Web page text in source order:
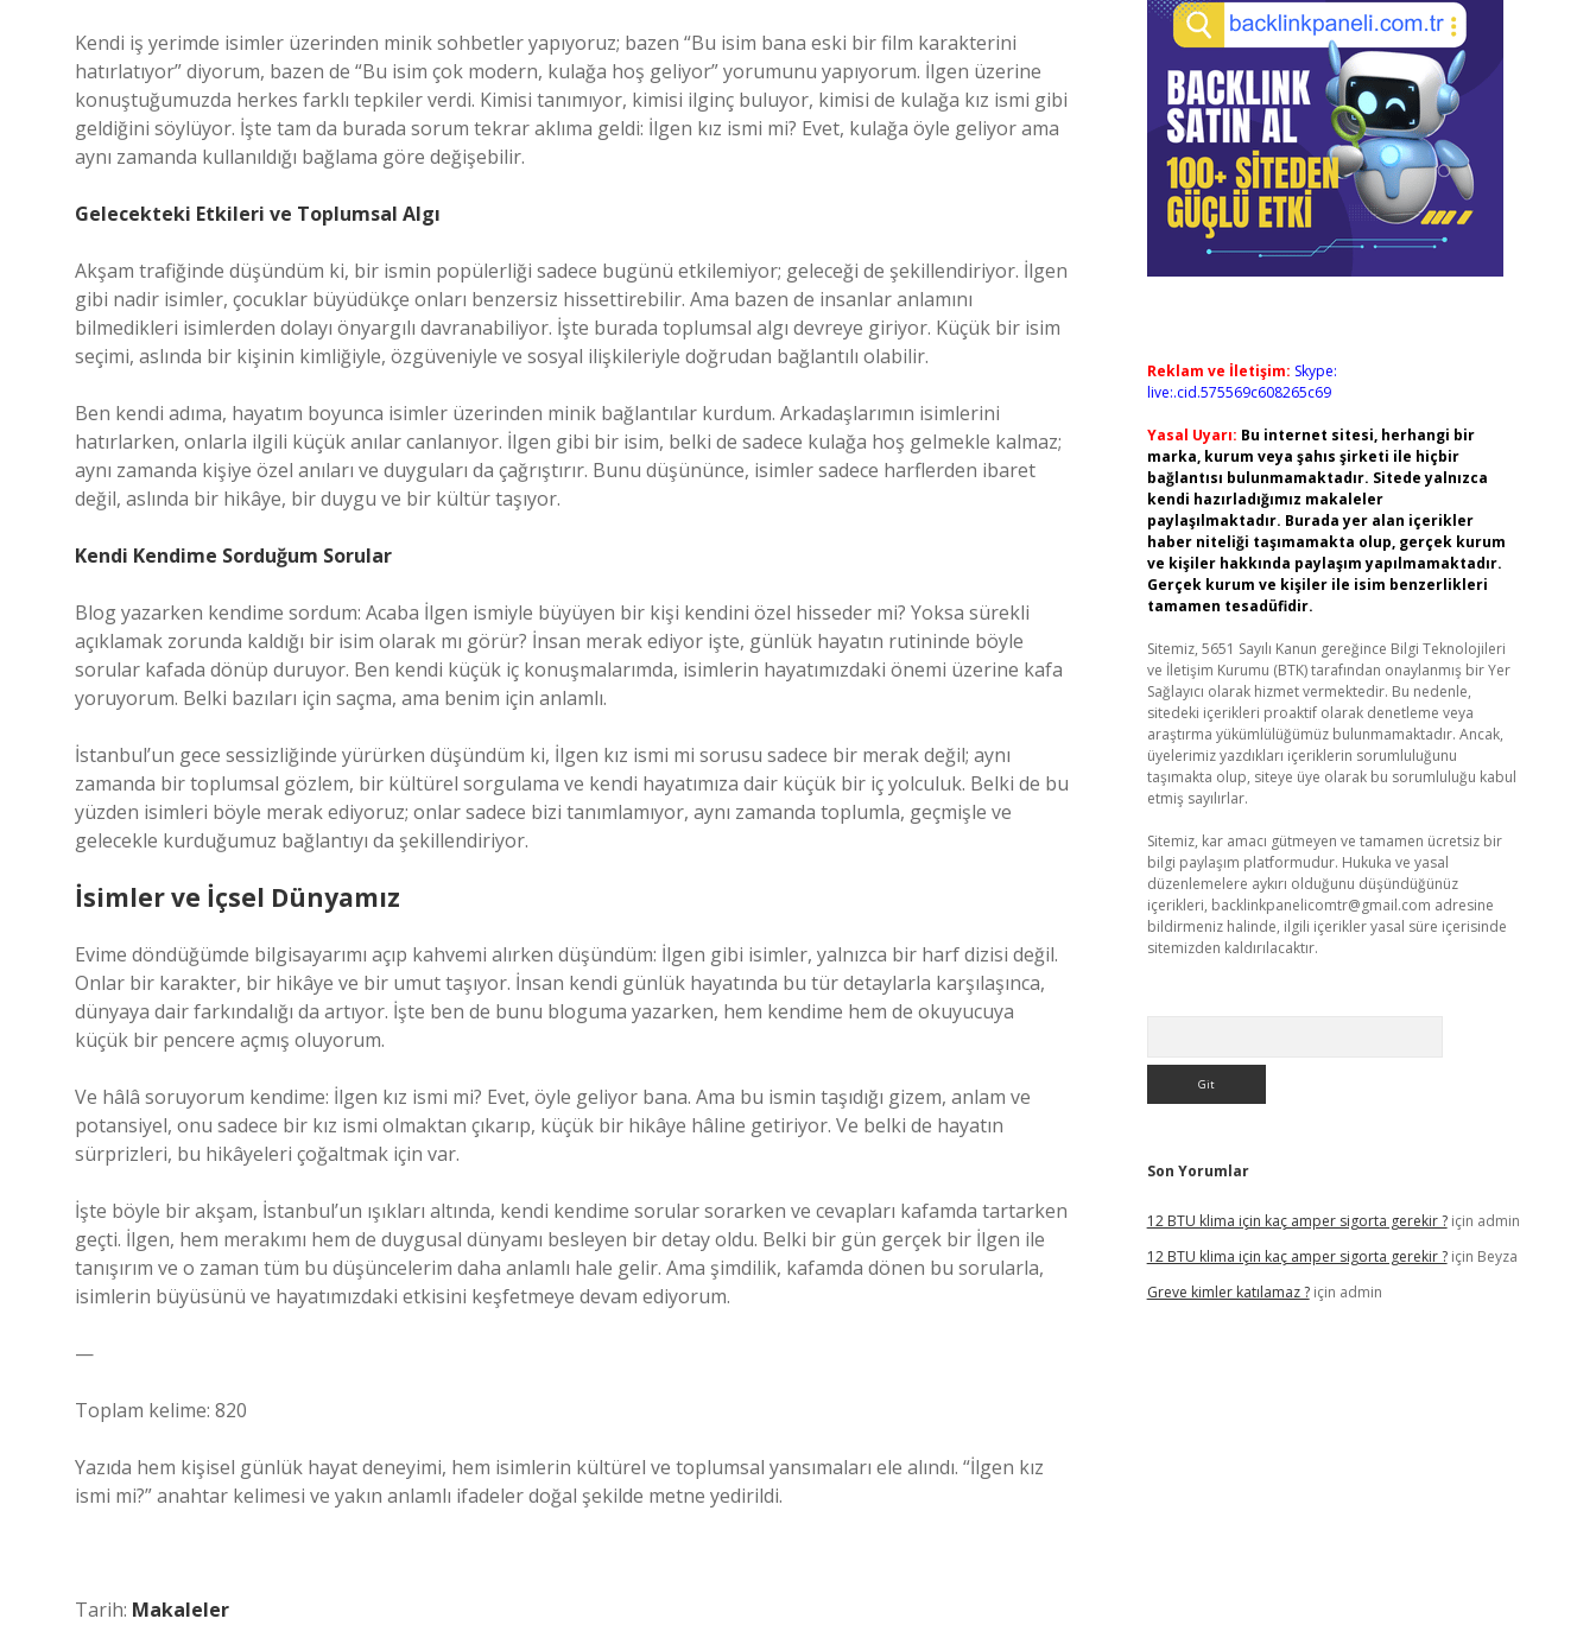
Kendi iş yerimde isimler üzerinden minik sohbetler yapıyoruz; bazen “Bu isim bana eski bir film karakterini
hatırlatıyor” diyorum, bazen de “Bu isim çok modern, kulağa hoş geliyor” yorumunu yapıyorum. İlgen üzerine
konuştuğumuzda herkes farklı tepkiler verdi. Kimisi tanımıyor, kimisi ilginç buluyor, kimisi de kulağa kız ismi gibi
geldiğini söylüyor. İşte tam da burada sorum tekrar aklıma geldi: İlgen kız ismi mi? Evet, kulağa öyle geliyor ama
aynı zamanda kullanıldığı bağlama göre değişebilir.
Gelecekteki Etkileri ve Toplumsal Algı
Akşam trafiğinde düşündüm ki, bir ismin popülerliği sadece bugünü etkilemiyor; geleceği de şekillendiriyor. İlgen
gibi nadir isimler, çocuklar büyüdükçe onları benzersiz hissettirebilir. Ama bazen de insanlar anlamını
bilmedikleri isimlerden dolayı önyargılı davranabiliyor. İşte burada toplumsal algı devreye giriyor. Küçük bir isim
seçimi, aslında bir kişinin kimliğiyle, özgüveniyle ve sosyal ilişkileriyle doğrudan bağlantılı olabilir.
Ben kendi adıma, hayatım boyunca isimler üzerinden minik bağlantılar kurdum. Arkadaşlarımın isimlerini
hatırlarken, onlarla ilgili küçük anılar canlanıyor. İlgen gibi bir isim, belki de sadece kulağa hoş gelmekle kalmaz;
aynı zamanda kişiye özel anıları ve duyguları da çağrıştırır. Bunu düşününce, isimler sadece harflerden ibaret
değil, aslında bir hikâye, bir duygu ve bir kültür taşıyor.
Kendi Kendime Sorduğum Sorular
Blog yazarken kendime sordum: Acaba İlgen ismiyle büyüyen bir kişi kendini özel hisseder mi? Yoksa sürekli
açıklamak zorunda kaldığı bir isim olarak mı görür? İnsan merak ediyor işte, günlük hayatın rutininde böyle
sorular kafada dönüp duruyor. Ben kendi küçük iç konuşmalarımda, isimlerin hayatımızdaki önemi üzerine kafa
yoruyorum. Belki bazıları için saçma, ama benim için anlamlı.
İstanbul’un gece sessizliğinde yürürken düşündüm ki, İlgen kız ismi mi sorusu sadece bir merak değil; aynı
zamanda bir toplumsal gözlem, bir kültürel sorgulama ve kendi hayatımıza dair küçük bir iç yolculuk. Belki de bu
yüzden isimleri böyle merak ediyoruz; onlar sadece bizi tanımlamıyor, aynı zamanda toplumla, geçmişle ve
gelecekle kurduğumuz bağlantıyı da şekillendiriyor.
İsimler ve İçsel Dünyamız
Evime döndüğümde bilgisayarımı açıp kahvemi alırken düşündüm: İlgen gibi isimler, yalnızca bir harf dizisi değil.
Onlar bir karakter, bir hikâye ve bir umut taşıyor. İnsan kendi günlük hayatında bu tür detaylarla karşılaşınca,
dünyaya dair farkındalığı da artıyor. İşte ben de bunu bloguma yazarken, hem kendime hem de okuyucuya
küçük bir pencere açmış oluyorum.
Ve hâlâ soruyorum kendime: İlgen kız ismi mi? Evet, öyle geliyor bana. Ama bu ismin taşıdığı gizem, anlam ve
potansiyel, onu sadece bir kız ismi olmaktan çıkarıp, küçük bir hikâye hâline getiriyor. Ve belki de hayatın
sürprizleri, bu hikâyeleri çoğaltmak için var.
İşte böyle bir akşam, İstanbul’un ışıkları altında, kendi kendime sorular sorarken ve cevapları kafamda tartarken
geçti. İlgen, hem merakımı hem de duygusal dünyamı besleyen bir detay oldu. Belki bir gün gerçek bir İlgen ile
tanışırım ve o zaman tüm bu düşüncelerim daha anlamlı hale gelir. Ama şimdilik, kafamda dönen bu sorularla,
isimlerin büyüsünü ve hayatımızdaki etkisini keşfetmeye devam ediyorum.
—
Toplam kelime: 820
Yazıda hem kişisel günlük hayat deneyimi, hem isimlerin kültürel ve toplumsal yansımaları ele alındı. “İlgen kız
ismi mi?” anahtar kelimesi ve yakın anlamlı ifadeler doğal şekilde metne yedirildi.
Tarih: Makaleler
Reklam ve İletişim: Skype:
live:.cid.575569c608265c69
Yasal Uyarı: Bu internet sitesi, herhangi bir
marka, kurum veya şahıs şirketi ile hiçbir
bağlantısı bulunmamaktadır. Sitede yalnızca
kendi hazırladığımız makaleler
paylaşılmaktadır. Burada yer alan içerikler
haber niteliği taşımamakta olup, gerçek kurum
ve kişiler hakkında paylaşım yapılmamaktadır.
Gerçek kurum ve kişiler ile isim benzerlikleri
tamamen tesadüfidir.
Sitemiz, 5651 Sayılı Kanun gereğince Bilgi Teknolojileri
ve İletişim Kurumu (BTK) tarafından onaylanmış bir Yer
Sağlayıcı olarak hizmet vermektedir. Bu nedenle,
sitedeki içerikleri proaktif olarak denetleme veya
araştırma yükümlülüğümüz bulunmamaktadır. Ancak,
üyelerimiz yazdıkları içeriklerin sorumluluğunu
taşımakta olup, siteye üye olarak bu sorumluluğu kabul
etmiş sayılırlar.
Sitemiz, kar amacı gütmeyen ve tamamen ücretsiz bir
bilgi paylaşım platformudur. Hukuka ve yasal
düzenlemelere aykırı olduğunu düşündüğünüz
içerikleri, backlinkpanelicomtr@gmail.com adresine
bildirmeniz halinde, ilgili içerikler yasal süre içerisinde
sitemizden kaldırılacaktır.
Son Yorumlar
12 BTU klima için kaç amper sigorta gerekir ?için admin
12 BTU klima için kaç amper sigorta gerekir ?için Beyza
Greve kimler katılamaz ?için admin